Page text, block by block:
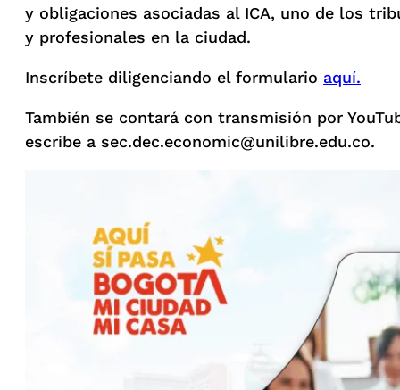
y obligaciones asociadas al ICA, uno de los
y profesionales en la ciudad.
Inscríbete diligenciando el formulario aquí.
También se contará con transmisión por
escribe a sec.dec.economic@unilibre.edu.co.